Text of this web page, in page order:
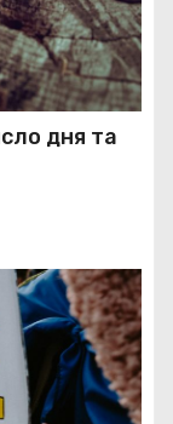
дня та